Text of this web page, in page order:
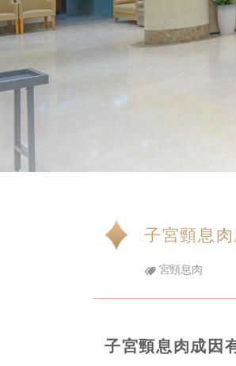
子宮頸息
宮頸息肉
子宮頸息肉成因